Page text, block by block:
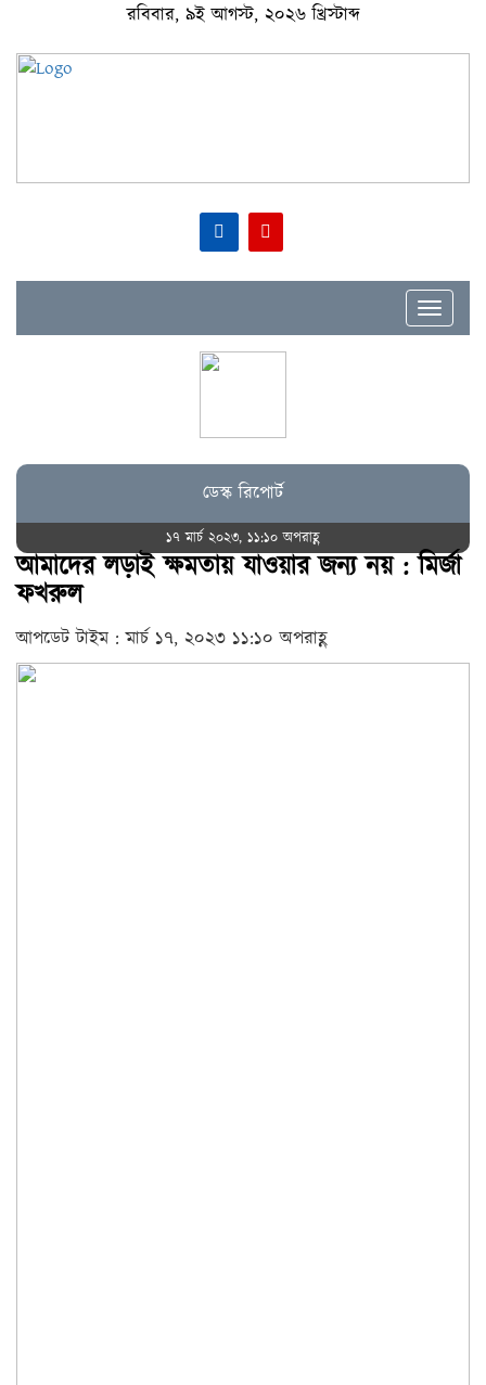
রবিবার, ৯ই আগস্ট, ২০২৬ খ্রিস্টাব্দ
Toggle
ডেস্ক রিপোর্ট
১৭ মার্চ ২০২৩, ১১:১০ অপরাহ্ণ
আমাদের লড়াই ক্ষমতায় যাওয়ার জন্য নয় : মির্জা
ফখরুল
আপডেট টাইম : মার্চ ১৭, ২০২৩ ১১:১০ অপরাহ্ণ